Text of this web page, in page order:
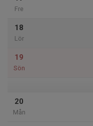
Fre
18
Lör
19
Sön
20
Mån